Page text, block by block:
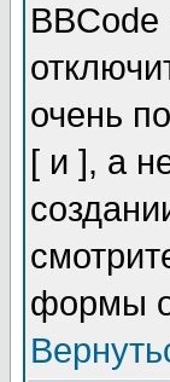
очень
[ и ], а
формы